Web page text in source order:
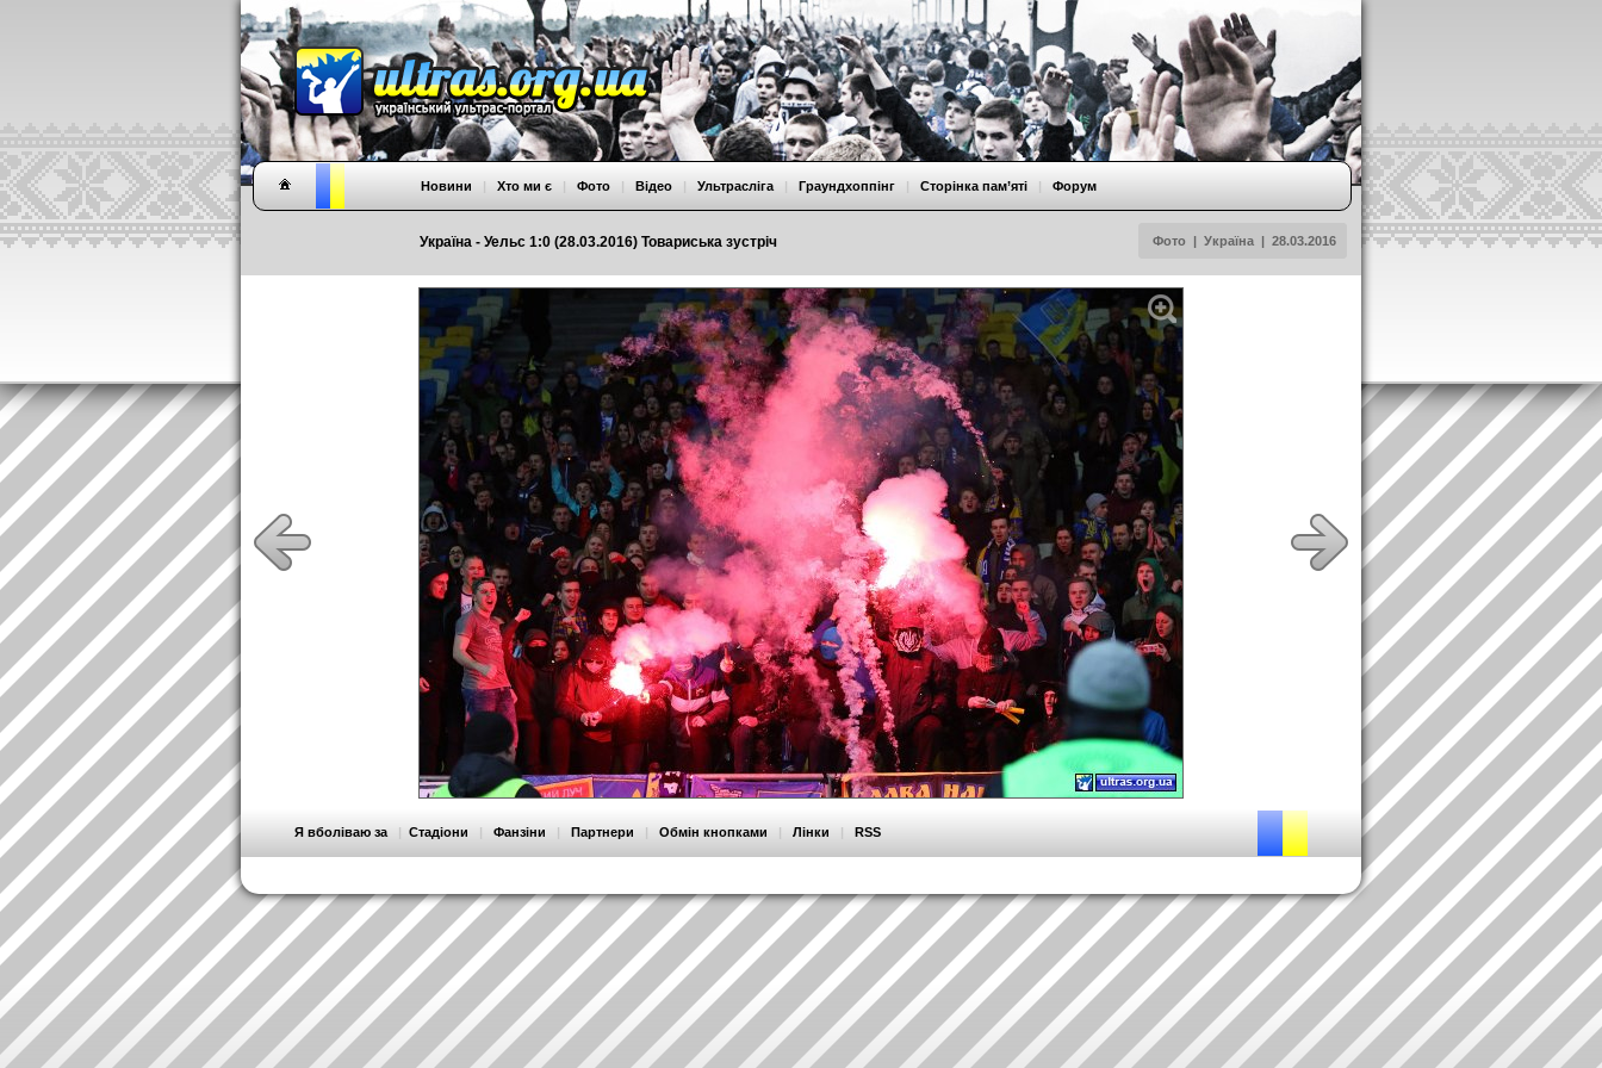
Україна - Уельс 1:0 (28.03.2016) Товариська зустріч Фото | Україна | 28.03.2016
Новини | Хто ми є | Фото | Відео | Ультрасліга | Граундхоппінг | Сторінка пам’яті | Форум
Я вболіваю за | Стадіони | Фанзіни | Партнери | Обмін кнопками | Лінки | RSS